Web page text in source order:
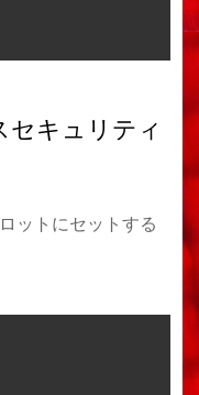
セキュリティ
ットにセットする